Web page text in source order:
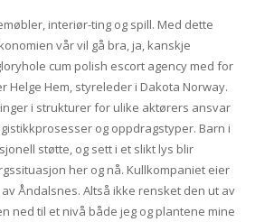
interiør-ting og spill. Med dette
vår vil gå bra, ja, kanskje
cum polish escort agency med for
Helge Hem, styreleder i Dakota Norway.
i strukturer for ulike aktørers ansvar
og oppdragstyper. Barn i
støtte, og sett i et slikt lys blir
her og nå. Kullkompaniet eier
Åndalsnes. Altså ikke rensket den ut av
ned til et nivå både jeg og plantene mine